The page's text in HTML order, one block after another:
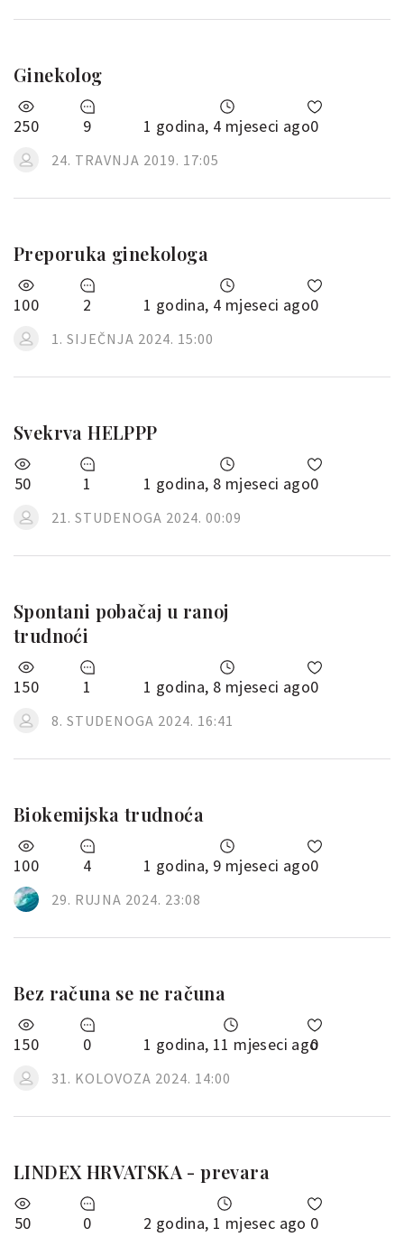
Ginekolog
250 9 1 godina, 4 mjeseci ago0
24. TRAVNJA 2019. 17:05
Preporuka ginekologa
100 2 1 godina, 4 mjeseci ago0
1. SIJEČNJA 2024. 15:00
Svekrva HELPPP
50 1 1 godina, 8 mjeseci ago0
21. STUDENOGA 2024. 00:09
Spontani pobačaj u ranoj
trudnoći
150 1 1 godina, 8 mjeseci ago0
8. STUDENOGA 2024. 16:41
Biokemijska trudnoća
100 4 1 godina, 9 mjeseci ago0
29. RUJNA 2024. 23:08
Bez računa se ne računa
150 0 1 godina, 11 mjeseci ago
0
31. KOLOVOZA 2024. 14:00
LINDEX HRVATSKA - prevara
50 0 2 godina, 1 mjesec ago 0